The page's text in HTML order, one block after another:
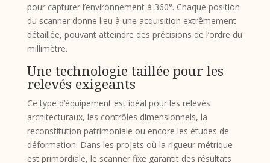
pour capturer l’environnement à 360°. Chaque position
du scanner donne lieu à une acquisition extrêmement
détaillée, pouvant atteindre des précisions de l’ordre du
millimètre.
Une technologie taillée pour les
relevés exigeants
Ce type d’équipement est idéal pour les relevés
architecturaux, les contrôles dimensionnels, la
reconstitution patrimoniale ou encore les études de
déformation. Dans les projets où la rigueur métrique
est primordiale, le scanner fixe garantit des résultats